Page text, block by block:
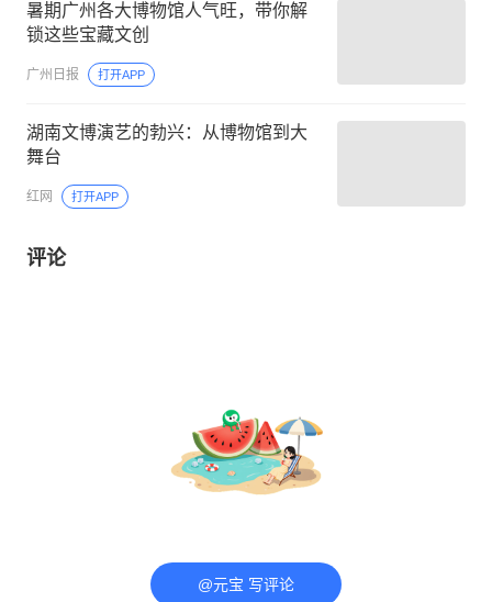
暑期广州各大博物馆人气旺，带你解
锁这些宝藏文创
广州日报 打开APP
湖南文博演艺的勃兴：从博物馆到大
舞台
红网 打开APP
评论
@元宝 写评论